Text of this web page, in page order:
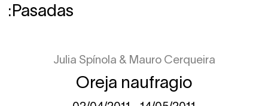
Pasadas
Julia Spínola Mauro Cerqueira
Oreja naufragio